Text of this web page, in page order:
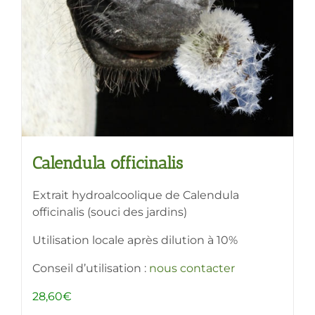
Calendula officinalis
Extrait hydroalcoolique de Calendula
officinalis (souci des jardins)
Utilisation locale après dilution à 10%
Conseil d’utilisation : nous contacter
28,60€